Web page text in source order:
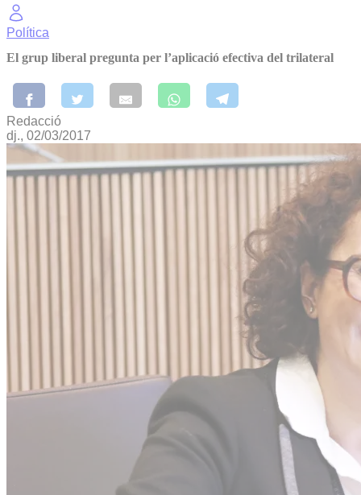
Política
El grup liberal pregunta per l’aplicació efectiva del trilateral
Redacció
dj., 02/03/2017